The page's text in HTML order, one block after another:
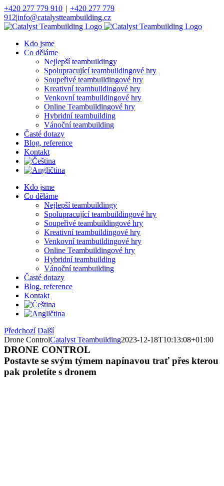
Přeskočit
na
obsah
+420 277 779 910 | +420 277 779
912|info@catalystteambuilding.cz
Facebook
Instagram
Kdo jsme
Co děláme
Nejlepší teambuildingy
Spolupracující teambuildingové hry
Soupeřivé teambuildingové hry
Kreativní teambuildingové hry
Venkovní teambuildingové hry
Online Teambuildingové hry
Hybridní teambuilding
Vánoční teambuilding
Časté dotazy
Blog, reference
Kontakt
Kdo jsme
Co děláme
Nejlepší teambuildingy
Spolupracující teambuildingové hry
Soupeřivé teambuildingové hry
Kreativní teambuildingové hry
Venkovní teambuildingové hry
Online Teambuildingové hry
Hybridní teambuilding
Vánoční teambuilding
Časté dotazy
Blog, reference
Kontakt
Předchozí Další
Drone ControlCatalyst Teambuilding2023-12-18T10:13:08+01:00
DRONE CONTROL
Postavte se svým týmem napínavou trať přes kterou
pak proletíte s dronem